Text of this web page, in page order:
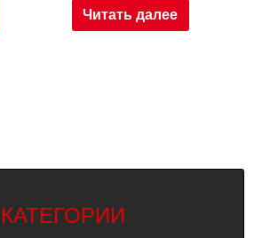
Читать далее
КАТЕГОРИИ